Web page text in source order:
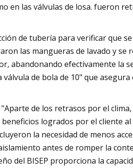
en las válvulas de losa. fueron
de tubería para verificar que
las mangueras de lavado y
abandonando efectivamente la
de bola de 10" que asegura
de los retrasos por el
logrados por el cliente al
la necesidad de menos
antes de romper la
del BISEP proporciona la